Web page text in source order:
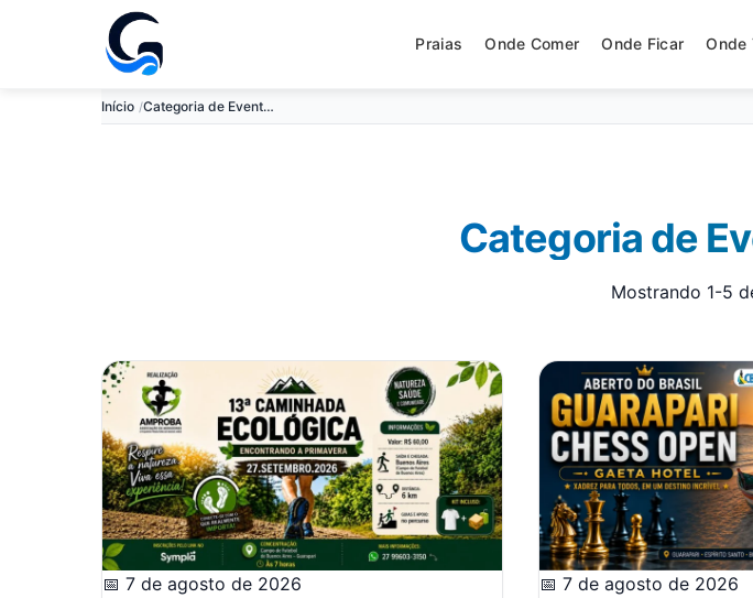
Praias Onde Comer Onde Ficar Onde
Início Categoria de Evento: Esportes
Categoria de
Mostrando 1-5
📅 7 de agosto de 2026 📅 7 de agosto de 2026